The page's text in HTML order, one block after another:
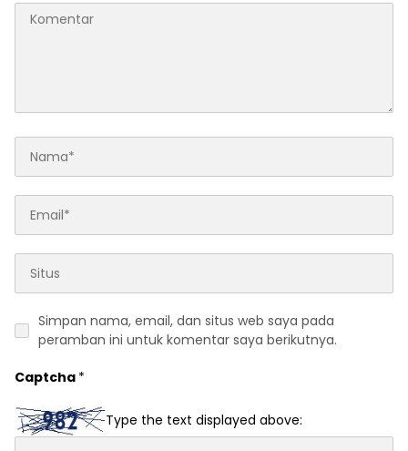
Simpan nama, email, dan situs web saya pada
peramban ini untuk komentar saya berikutnya.
Captcha *
Type the text displayed above: